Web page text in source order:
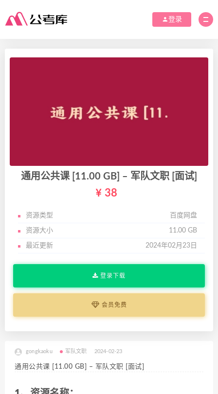
登录
通用公共课 [11.00 GB] – 军队文职 [面试]
38
资源类型 百度网盘
资源大小 11.00 GB
最近更新 2024年02月23日
登录下载
会员免费
gongkaoku 军队文职 2024-02-23
通用公共课 [11.00 GB] – 军队文职 [面试]